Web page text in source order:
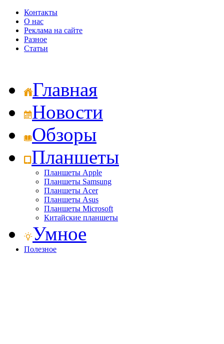
Контакты
О нас
Реклама на сайте
Разное
Статьи
Главная
Новости
Обзоры
Планшеты
Планшеты Apple
Планшеты Samsung
Планшеты Acer
Планшеты Asus
Планшеты Microsoft
Китайские планшеты
Умное
Полезное